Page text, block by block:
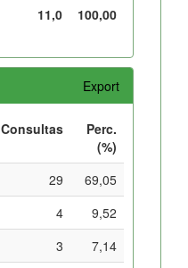
11,0
100,00
Export
Consultas
Perc.
(%)
29
69,05
4
9,52
3
7,14